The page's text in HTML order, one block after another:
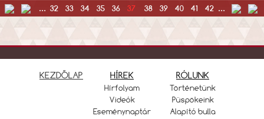
... 32 33 34 35 36 37 38 39 40 41 42 ...
KEZDŐLAP HÍREK
Hírfolyam
Videók
Eseménynaptár
RÓLUNK
Történetünk
Püspökeink
Alapító bulla